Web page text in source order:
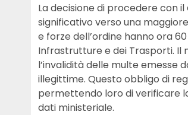
La decisione di procedere con il
significativo verso una
e forze dell’ordine hanno ora
Infrastrutture e dei Trasporti.
l’invalidità delle multe emesse
illegittime. Questo obbligo di
permettendo loro di verificare
dati ministeriale.